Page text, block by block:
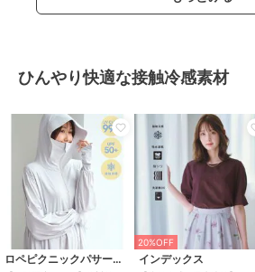
ひんやり快適な接触冷感素材
ロペピクニックパサージュ
20%OFF
インデックス